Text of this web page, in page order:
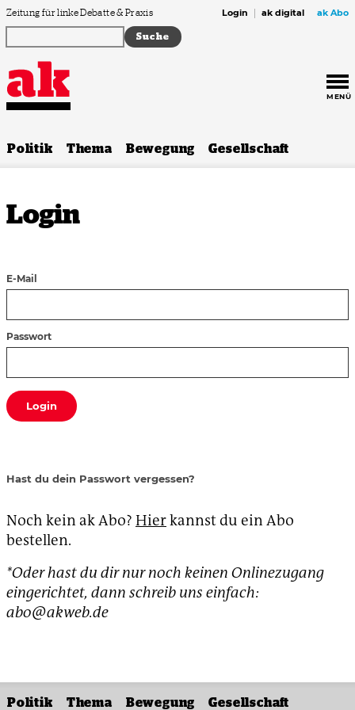
Zum Inhalt springen
Zeitung für linke Debatte & Praxis Login ak digital ak Abo
MENÜ
Politik Thema Bewegung Gesellschaft
Login
E-Mail
Passwort
Login
Hast du dein Passwort vergessen?
Noch kein ak Abo? Hierkannst du ein Abo
bestellen.
*Oder hast du dir nur noch keinen Onlinezugang
eingerichtet, dann schreib uns einfach:
abo@akweb.de
Politik Thema Bewegung Gesellschaft